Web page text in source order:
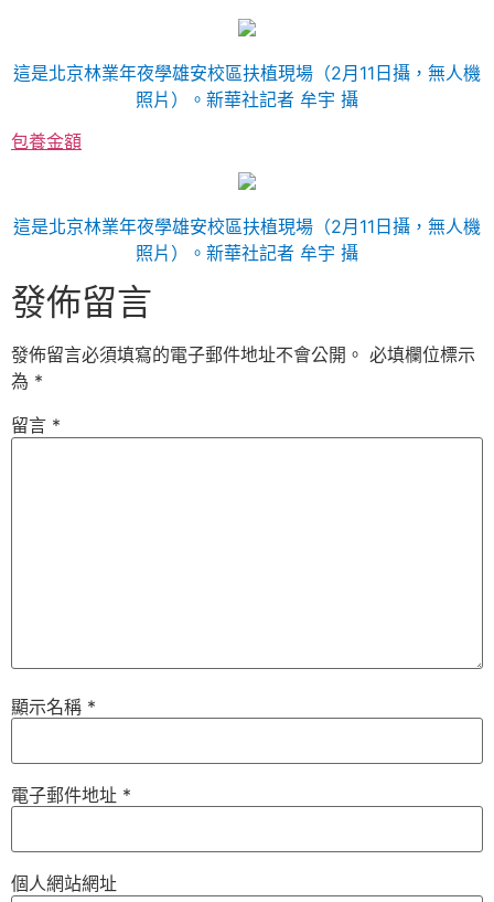
這是北京林業年夜學雄安校區扶植現場（2月11日攝，無人機
照片）。新華社記者 牟宇 攝
包養金額
這是北京林業年夜學雄安校區扶植現場（2月11日攝，無人機
照片）。新華社記者 牟宇 攝
發佈留言
發佈留言必須填寫的電子郵件地址不會公開。 必填欄位標示
為 *
留言 *
顯示名稱 *
電子郵件地址 *
個人網站網址